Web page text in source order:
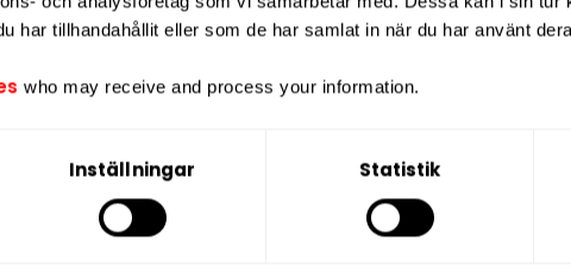
har tillhandahållit eller som de har samlat in när du har använt
who may receive and process your information.
Inställningar Statistik
regenererad cellulosa,
aromer, natriumkarbonat,